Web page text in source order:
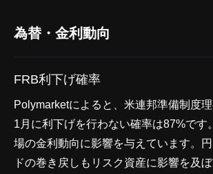
為替・金利動向
FRB利下げ確率
Polymarketによると、米連邦準備制度
1月に利下げを行わない確率は87%です
場の金利動向に影響を与えています。
ドの巻き戻しもリスク資産に影響を及ぼ